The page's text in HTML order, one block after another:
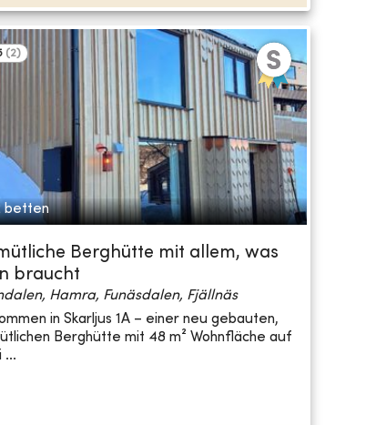
(2)
betten
Berghütte mit allem, was
braucht
Hamra, Funäsdalen, Fjällnäs
in Skarljus 1A – einer neu gebauten,
Berghütte mit 48 m² Wohnfläche auf
...